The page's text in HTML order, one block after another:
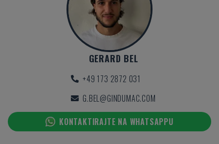
GERARD BEL
+49 173 2872 031
G.BEL@GINDUMAC.COM
KONTAKTIRAJTE NA WHATSAPPU